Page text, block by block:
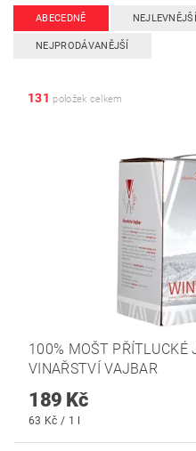
ABECEDNĚ NEJLEVNĚJŠÍ
NEJPRODÁVANĚJŠÍ
131 položek celkem
100% MOŠT PŘÍTLUCKÉ
VINAŘSTVÍ VAJBAR
189 Kč
63 Kč / 1 l